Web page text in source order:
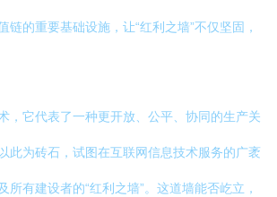
链的重要基础设施，让“红利之墙”不仅坚固，
，它代表了一种更开放、公平、协同的生产关
此为砖石，试图在互联网信息技术服务的广袤
所有建设者的“红利之墙”。这道墙能否屹立，